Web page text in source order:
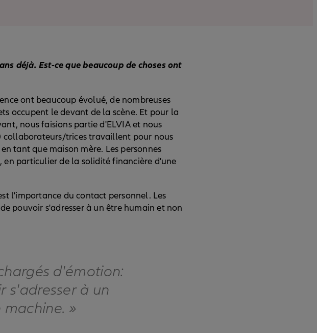
déjà. Est-ce que beaucoup de choses ont
ont beaucoup évolué, de nombreuses
occupent le devant de la scène. Et pour la
nous faisions partie d'ELVIA et nous
trices travaillent pour nous
tant que maison mère. Les personnes
en particulier de la solidité financière d'une
l'importance du contact personnel. Les
pouvoir s'adresser à un être humain et non
d'émotion:
s'adresser à un
»